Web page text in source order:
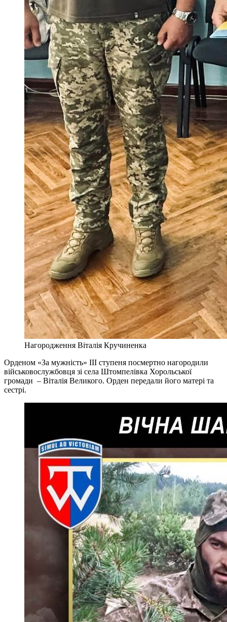
Нагородження Віталія Кручиненка
Орденом «За мужність» III ступеня посмертно нагородили
військовослужбовця зі села Штомпелівка Хорольської
громади – Віталія Великого. Орден передали його матері та
сестрі.